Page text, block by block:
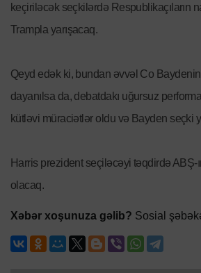
keçiriləcək seçkilərdə Respublikaçıların
Trampla yarışacaq.
Qeyd edək ki, bundan əvvəl Co
dayanılsa da, debatdakı uğursuz
kütləvi müraciətlər oldu və Bayden seçki
Harris prezident seçiləcəyi təqdirdə ABŞ-
olacaq.
Xəbər xoşunuza gəlib? Sosial